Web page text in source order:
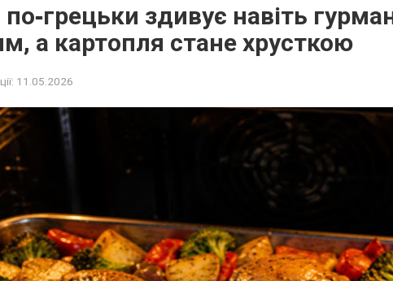
здивує навіть
а картопля стане хрусткою
11.05.2026